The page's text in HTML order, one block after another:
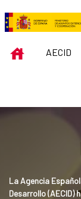
Skip to Main
INICIOAECID
La Agencia
Desarrollo (AECID)